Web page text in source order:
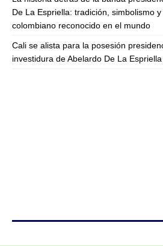
De La Espriella: tradición, simbolismo
colombiano reconocido en el mundo
Cali se alista para la posesión
investidura de Abelardo De La